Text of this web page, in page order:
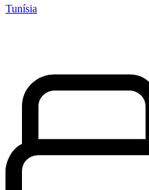
Tunísia